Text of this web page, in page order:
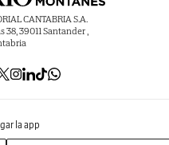
CANTABRIA S.A.
39011 Santander ,
la app